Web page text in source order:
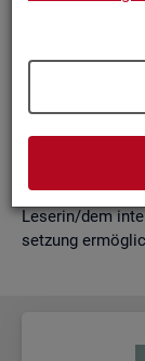
werk zu
markt- und
grif­fe in kur­zer
ren­den
Le­se­rin/dem
set­zung